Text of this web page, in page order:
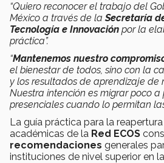
“Quiero reconocer el trabajo del
México a través de laSecretaría
Tecnología e Innovación por la
práctica”.
“Mantenemos nuestro
el bienestar de todos, sino con la
y los resultados de aprendizaje de
Nuestra intención es migrar poco
presenciales cuando lo permitan
La guía práctica para la
académicas de la Red ECOS
recomendaciones generales
instituciones de nivel superior en